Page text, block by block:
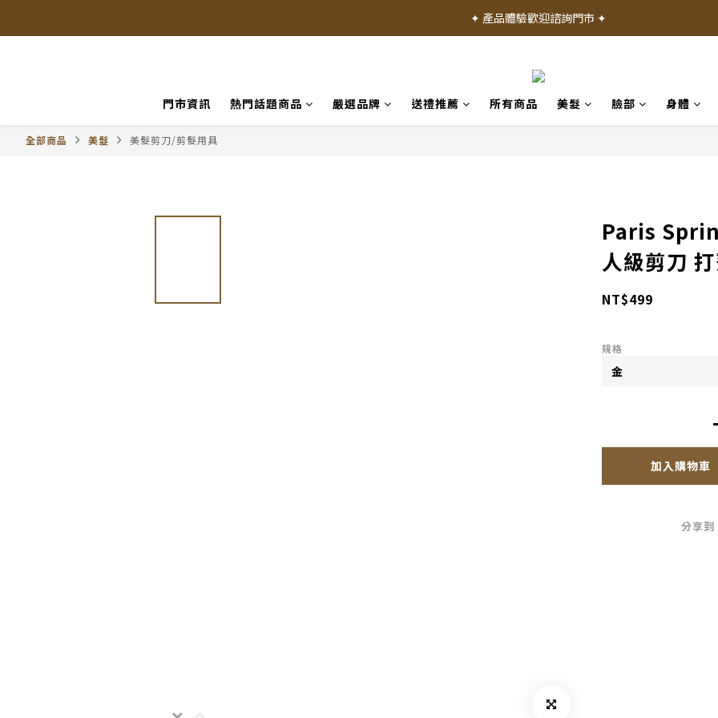
✦ 加入會員就送 50 元購物禮金 ✦
✦ 產品體驗歡迎諮詢門市 ✦
門市資訊 熱門話題商品 嚴選品牌 送禮推薦 所有商品 美髮 臉部 身體
全部商品 美髮 美髮剪刀/剪髮用具
Paris
人級剪刀
NT$499
規格
加入購物車
分享到